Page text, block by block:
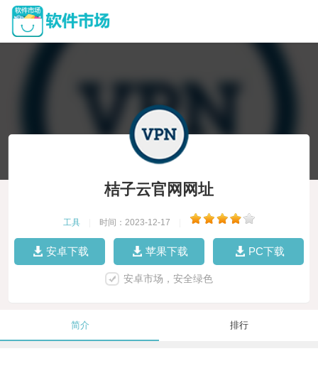
桔子云官网网址
工具 时间：2023-12-17
安卓下载 苹果下载 PC下载
安卓市场，安全绿色
简介 排行